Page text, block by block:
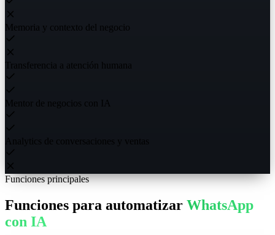
Memoria y contexto del negocio
Transferencia a atención humana
Mentor de negocios con IA
Analytics de conversaciones y ventas
Funciones principales
Funciones para automatizar WhatsApp
con IA